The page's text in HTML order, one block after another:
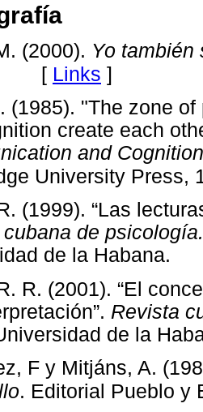
(2000). Yo también
[ Links ]
(1985). "The zone
create each
and
University Press,
(1999). “Las
de
de la Habana.
R. (2001). “El
Revista
de la
F y Mitjáns, A.
. Editorial Pueblo y